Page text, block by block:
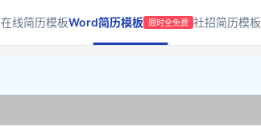
在线简历模板Word简历模板 限时全免费 社招简历模板